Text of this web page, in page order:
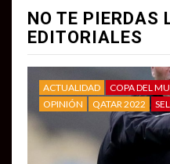
NO TE PIERDAS
EDITORIALES
ACTUALIDAD COPA DEL
OPINIÓN
QATAR 2022